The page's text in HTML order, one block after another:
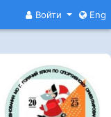
Войти Eng